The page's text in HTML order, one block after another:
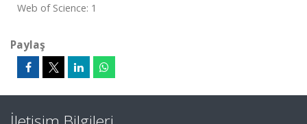
Web of Science: 1
Paylaş